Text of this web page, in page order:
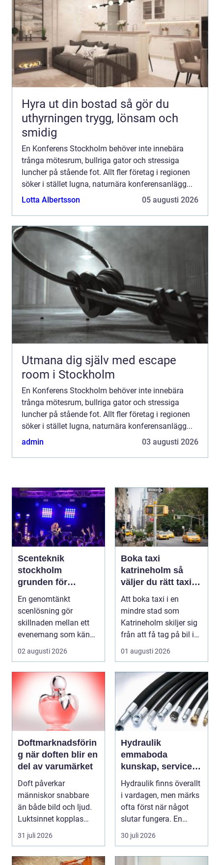
Hyra ut din bostad så gör du
uthyrningen trygg, lönsam och
smidig
En Konferens Stockholm behöver inte innebära
trånga mötesrum, bullriga gator och stressiga
luncher på stående fot. Allt fler företag i regionen
söker i stället lugna, naturnära konferensanlägg...
Lotta Albertsson
05 augusti 2026
Utmana dig själv med escape
room i Stockholm
En Konferens Stockholm behöver inte innebära
trånga mötesrum, bullriga gator och stressiga
luncher på stående fot. Allt fler företag i regionen
söker i stället lugna, naturnära konferensanlägg...
admin
03 augusti 2026
Scenteknik
stockholm
grunden för
lyckade
evenemang
En genomtänkt
scenlösning gör
skillnaden mellan ett
evenemang som känns
trevande och ett som
verklig...
02 augusti 2026
Boka taxi
katrineholm så
väljer du rätt taxi
för trygga resor
Att boka taxi i en
mindre stad som
Katrineholm skiljer sig
från att få tag på bil i
en storstad. Utb...
01 augusti 2026
Doftmarknadsförin
g när doften blir en
del av varumärket
Doft påverkar
människor snabbare
än både bild och ljud.
Luktsinnet kopplas
direkt till hjärnans
cent...
31 juli 2026
Hydraulik
emmaboda
kunskap, service
och rätt lösningar
när du behöver
dem
Hydraulik finns överallt
i vardagen, men märks
ofta först när något
slutar fungera. En
läckande slan...
30 juli 2026